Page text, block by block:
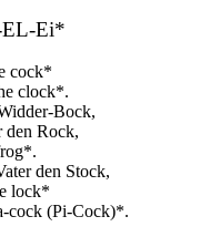
EL-Ei*
cock*
clock*.
Bock,
den Rock,
den Stock,
lock*
cock (Pi-Cock)*.